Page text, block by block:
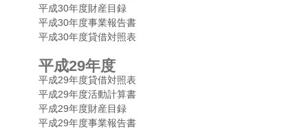
平成30年度財産目録
平成30年度事業報告書
平成30年度貸借対照表
平成29年度
平成29年度貸借対照表
平成29年度活動計算書
平成29年度財産目録
平成29年度事業報告書